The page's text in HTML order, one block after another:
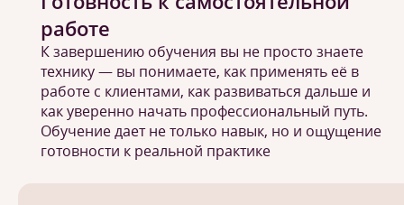
работе
К завершению обучения вы не просто знаете
технику — вы понимаете, как применять её в
работе с клиентами, как развиваться дальше и
как уверенно начать профессиональный путь.
Обучение дает не только навык, но и ощущение
готовности к реальной практике